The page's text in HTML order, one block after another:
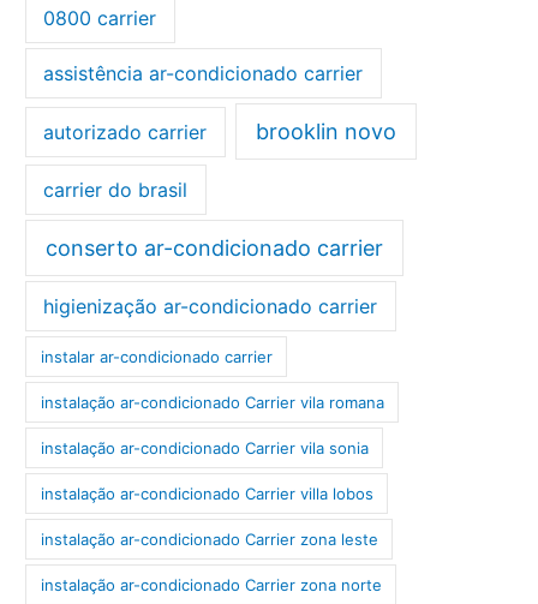
0800 carrier
assistência ar-condicionado carrier
autorizado carrier brooklin novo
carrier do brasil
conserto ar-condicionado carrier
higienização ar-condicionado carrier
instalar ar-condicionado carrier
instalação ar-condicionado Carrier vila romana
instalação ar-condicionado Carrier vila sonia
instalação ar-condicionado Carrier villa lobos
instalação ar-condicionado Carrier zona leste
instalação ar-condicionado Carrier zona norte